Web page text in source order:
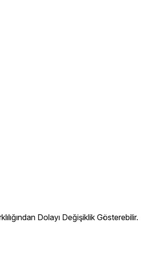
Dolayı Değişiklik Gösterebilir.